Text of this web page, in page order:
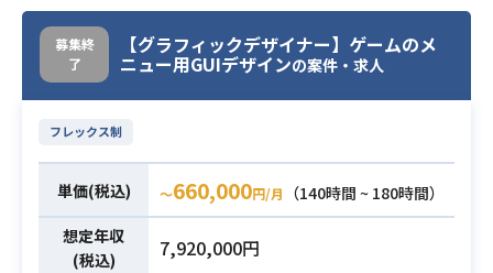
・進捗管理
・情報管理
・外注管理等
必須スキル
募集終
了
【グラフィックデザイナー】ゲームのメ
ニュー用GUIデザインの案件・求人
フレックス制
単価(税込) 〜660,000円/月
（140時間 ~ 180時間）
想定年収
(税込)
7,920,000円